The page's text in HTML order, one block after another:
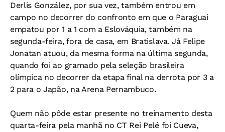
Derlis González, por sua vez, também entrou em
campo no decorrer do confronto em que o Paraguai
empatou por 1 a 1 com a Eslováquia, também na
segunda-feira, fora de casa, em Bratislava. Já Felipe
Jonatan atuou, da mesma forma na última segunda,
quando foi ao gramado pela seleção brasileira
olímpica no decorrer da etapa final na derrota por 3 a
2 para o Japão, na Arena Pernambuco.
Quem não pôde estar presente no treinamento desta
quarta-feira pela manhã no CT Rei Pelé foi Cueva,